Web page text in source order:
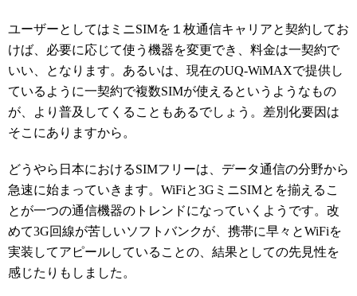
ユーザーとしてはミニSIMを１枚通信キャリアと契約してお
けば、必要に応じて使う機器を変更でき、料金は一契約で
いい、となります。あるいは、現在のUQ-WiMAXで提供し
ているように一契約で複数SIMが使えるというようなもの
が、より普及してくることもあるでしょう。差別化要因は
そこにありますから。
どうやら日本におけるSIMフリーは、データ通信の分野から
急速に始まっていきます。WiFiと3GミニSIMとを揃えるこ
とが一つの通信機器のトレンドになっていくようです。改
めて3G回線が苦しいソフトバンクが、携帯に早々とWiFiを
実装してアピールしていることの、結果としての先見性を
感じたりもしました。